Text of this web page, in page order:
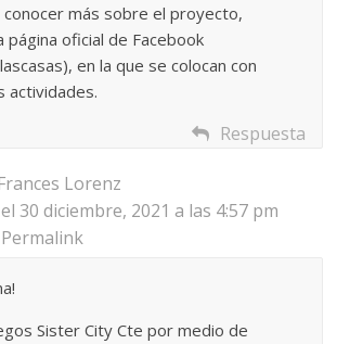
más sobre el proyecto,
página oficial de Facebook
en la que se colocan con
actividades.
Respuesta
Lorenz
el 30 diciembre, 2021 a las 4:57 pm
Permalink
Sister City Cte por medio de